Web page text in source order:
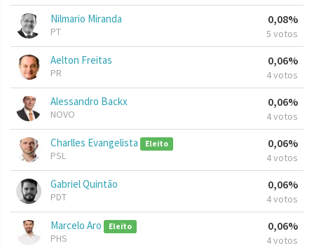
Nilmario Miranda
PT
0,08%
5 votos
Aelton Freitas
PR
0,06%
4 votos
Alessandro Backx
NOVO
0,06%
4 votos
Charlles Evangelista Eleito
PSL
0,06%
4 votos
Gabriel Quintão
PDT
0,06%
4 votos
Marcelo Aro Eleito
PHS
0,06%
4 votos